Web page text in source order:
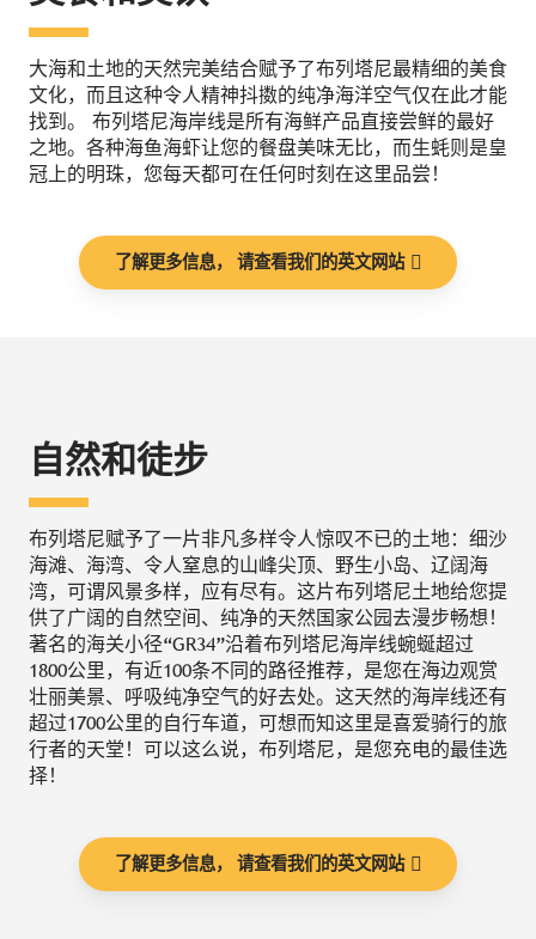
大海和土地的天然完美结合赋予了布列塔尼最精细的美食
文化，而且这种令人精神抖擞的纯净海洋空气仅在此才能
找到。 布列塔尼海岸线是所有海鲜产品直接尝鲜的最好
之地。各种海鱼海虾让您的餐盘美味无比，而生蚝则是皇
冠上的明珠，您每天都可在任何时刻在这里品尝！
了解更多信息， 请查看我们的英文网站
自然和徒步
布列塔尼赋予了一片非凡多样令人惊叹不已的土地：细沙
海滩、海湾、令人窒息的山峰尖顶、野生小岛、辽阔海
湾，可谓风景多样，应有尽有。这片布列塔尼土地给您提
供了广阔的自然空间、纯净的天然国家公园去漫步畅想！
著名的海关小径“GR34”沿着布列塔尼海岸线蜿蜒超过
1800公里，有近100条不同的路径推荐，是您在海边观赏
壮丽美景、呼吸纯净空气的好去处。这天然的海岸线还有
超过1700公里的自行车道，可想而知这里是喜爱骑行的旅
行者的天堂！可以这么说，布列塔尼，是您充电的最佳选
择！
了解更多信息， 请查看我们的英文网站